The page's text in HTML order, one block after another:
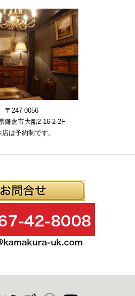
〒247-0056
鎌倉市大船2-16-2-2F
は予約制です。